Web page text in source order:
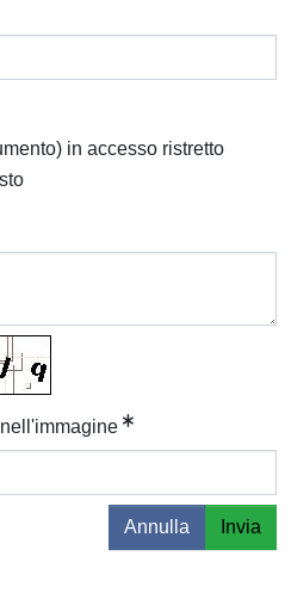
in accesso ristretto
Annulla Invia